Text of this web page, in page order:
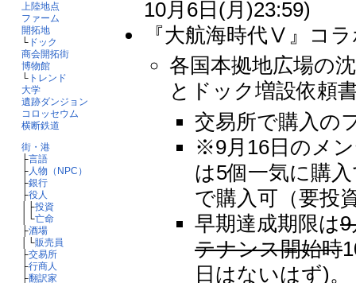
上陸地点
ファーム
開拓地
└ドック
商会開拓街
博物館
└トレンド
大学
遺跡ダンジョン
コロッセウム
横断鉄道
街・港
├言語
├人物（NPC）
├銀行
├役人
│├投資
│└亡命
├酒場
│└販売員
├交易所
├行商人
├翻訳家
10月6日(月)23:59)
『大航海時代Ⅴ』コ
各国本拠地広場の
とドック増設依頼
交易所で購入の
※9月16日のメ
は5個一気に購
で購入可（要投
早期達成期限は9
テナンス開始時
日はないはず)。